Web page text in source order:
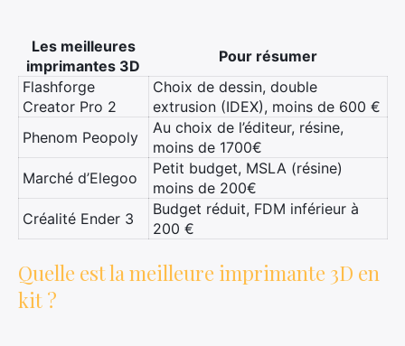
Les meilleures
imprimantes 3D
Pour résumer
Flashforge
Creator Pro 2
Choix de dessin, double
extrusion (IDEX), moins de 600 €
Phenom Peopoly
Au choix de l’éditeur, résine,
moins de 1700€
Marché d’Elegoo
Petit budget, MSLA (résine)
moins de 200€
Créalité Ender 3
Budget réduit, FDM inférieur à
200 €
Quelle est la meilleure imprimante 3D en
kit ?